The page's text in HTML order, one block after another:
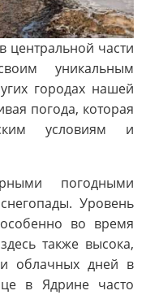
центральной части
уникальным
городах нашей
погода, которая
условиям и
погодными
Уровень
во время
также высока,
облачных дней в
в Ядрине часто